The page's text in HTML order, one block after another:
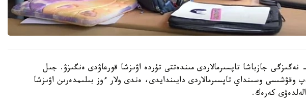
جازباشا تاپسىرمالاردى مىندەتتى تۇردە اۋىزشا قورعاۋدى ەنگىزۋ. جىل
9 مىڭ مەكتەپ وقۋشىسى وسىنداي تاپسىرمالاردى دايىندايدى، ەندى ولار ءوز بىلىمدەرىن اۋىزشا
كەرەك.